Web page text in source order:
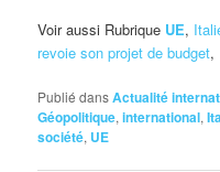
Voir aussi Rubrique UE,
revoie son projet de budget,
Publié dansActualité
Géopolitique,international,
société, UE